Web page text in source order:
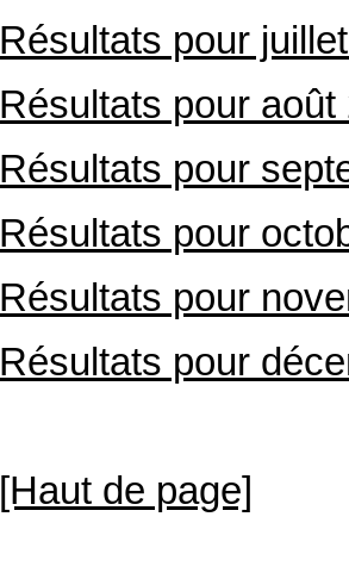
Résultats pour
Résultats pour août
Résultats pour
Résultats pour
Résultats pour
Résultats pour
[Haut de page]